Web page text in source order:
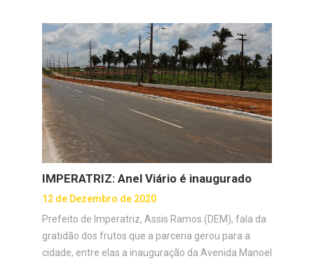
IMPERATRIZ: Anel Viário é inaugurado
12 de Dezembro de 2020
Prefeito de Imperatriz, Assis Ramos (DEM), fala da
gratidão dos frutos que a parceria gerou para a
cidade, entre elas a inauguração da Avenida Manoel